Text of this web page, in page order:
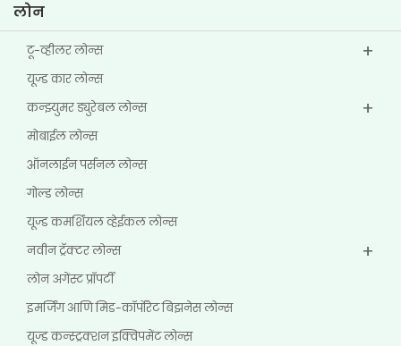
लोन
टू-व्हीलर लोन्स
यूज्ड कार लोन्स
कन्झ्युमर ड्युरेबल लोन्स
मोबाईल लोन्स
ऑनलाईन पर्सनल लोन्स
गोल्ड लोन्स
यूज्ड कमर्शियल व्हेईकल लोन्स
नवीन ट्रॅक्टर लोन्स
लोन अगेंस्ट प्रॉपर्टी
इमर्जिंग आणि मिड-कॉर्पोरेट बिझनेस लोन्स
यूज्ड कन्स्ट्रक्शन इक्विपमेंट लोन्स